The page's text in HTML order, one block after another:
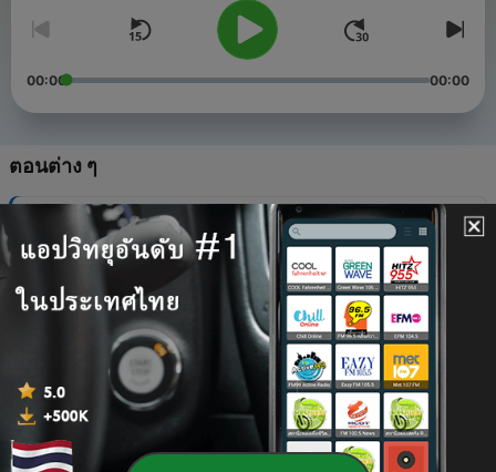
00:00 00:00
ตอนต่าง ๆ
A trip to the twilight reefs
05 ส.ค. 2026
300 The hidden world that birds see
03 ส.ค. 2026
The Godzilla El Niño
29 ก.ค. 2026
298 An argument for the sun
27 ก.ค. 2026